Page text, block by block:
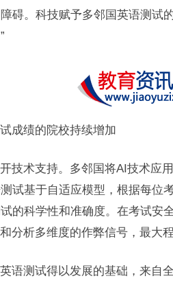
碍。科技赋予多邻国英语测试
成绩的院校持续增加
技术支持。多邻国将AI技术应
试基于自适应模型，根据每位
的科学性和准确度。在考试安
分析多维度的作弊信号，最大
语测试得以发展的基础，来自